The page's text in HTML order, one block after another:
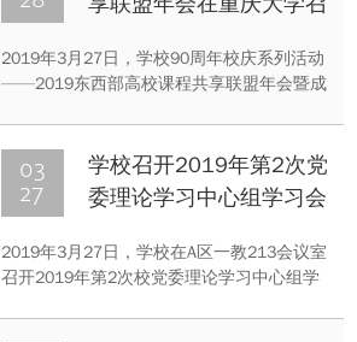
2019年3月27日，学校90周年校庆系列活动
——2019东西部高校课程共享联盟年会暨成
深化教改”为主题展开深入探讨。
03
27
学校召开2019年第2次党
委理论学习中心组学习会
2019年3月27日，学校在A区一教213会议室
召开2019年第2次校党委理论学习中心组学